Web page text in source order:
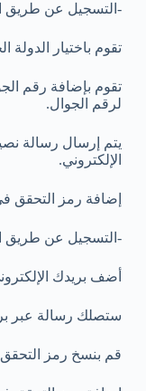
-التسجيل عن طريق
تقوم باختيار الدولة
تقوم بإضافة رقم
لرقم الجوال.
يتم إرسال رسالة
الإلكتروني.
إضافة رمز التحقق
-التسجيل عن طريق
أضف بريدك
ستصلك رسالة عبر
قم بنسخ رمز التحقق